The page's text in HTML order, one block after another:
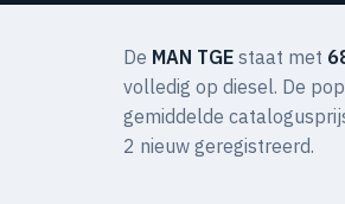
De MAN TGE staat met
volledig op diesel. De
gemiddelde
2 nieuw geregistreerd.